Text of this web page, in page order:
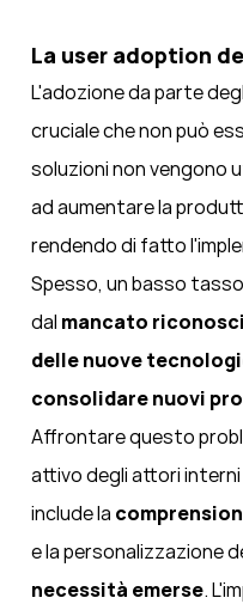
La user adoption
L'adozione da parte
cruciale che non può
soluzioni non vengono
ad aumentare la
rendendo di fatto
Spesso, un basso
dal mancato
delle nuove
consolidare nuovi
Affrontare questo
attivo degli attori
include la
e la personalizzazione
necessità emerse.